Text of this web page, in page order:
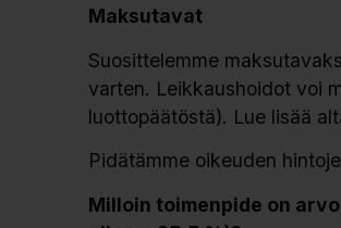
Maksutavat
Suosittelemme
varten. Leikkaushoidot voi
luottopäätöstä). Lue lisää
Pidätämme oikeuden
Milloin toimenpide on